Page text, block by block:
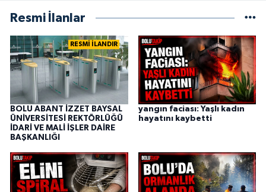
Resmi İlanlar
RESMİ İLANDIR
BOLU ABANT İZZET BAYSAL
ÜNİVERSİTESİ REKTÖRLÜĞÜ
İDARİ VE MALİ İŞLER DAİRE
BAŞKANLIĞI
yangın faciası: Yaşlı kadın
hayatını kaybetti